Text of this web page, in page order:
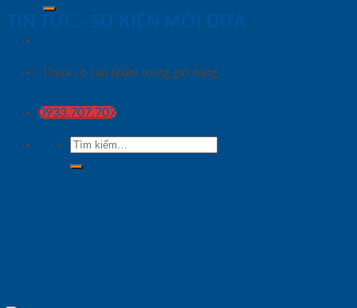
Chưa có sản phẩm trong giỏ hàng.
0933.707.707
Tìm
kiếm:
TIN TỨC - SỰ KIỆN MỚI ĐƯA